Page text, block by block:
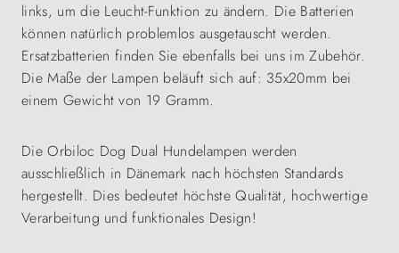
links, um die Leucht-Funktion zu ändern. Die Batterien
können natürlich problemlos ausgetauscht werden.
Ersatzbatterien finden Sie ebenfalls bei uns im Zubehör.
Die Maße der Lampen beläuft sich auf: 35x20mm bei
einem Gewicht von 19 Gramm.
Die Orbiloc Dog Dual Hundelampen werden
ausschließlich in Dänemark nach höchsten Standards
hergestellt. Dies bedeutet höchste Qualität, hochwertige
Verarbeitung und funktionales Design!